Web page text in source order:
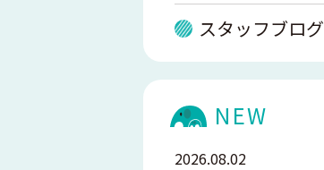
スタッフブログ
NEW
2026.08.02